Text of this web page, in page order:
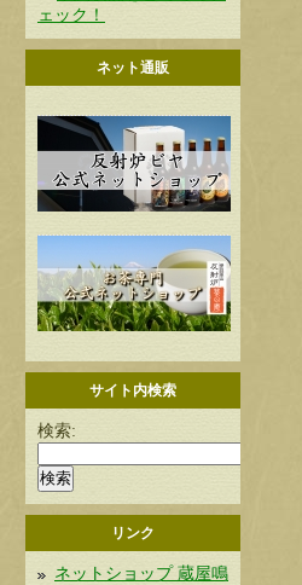
ェック！
ネット通販
サイト内検索
検索:
リンク
ネットショップ 蔵屋鳴